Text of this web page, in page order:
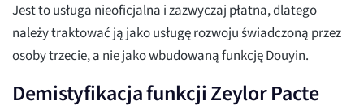
Jest to usługa nieoficjalna i zazwyczaj płatna, dlatego
należy traktować ją jako usługę rozwoju świadczoną przez
osoby trzecie, a nie jako wbudowaną funkcję Douyin.
Demistyfikacja funkcji Zeylor Pacte